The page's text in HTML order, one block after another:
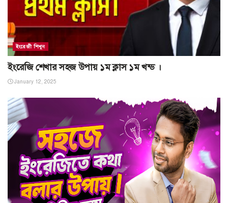
ইংরেজী শিখুন
ইংরেজি শেখার সহজ উপায় ১ম ক্লাস ১ম খন্ড ।
January 12, 2025